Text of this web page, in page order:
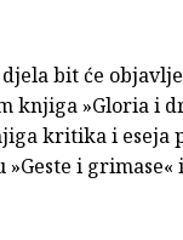
bit će
knjiga »Gloria i
kritika i eseja
i grimase«